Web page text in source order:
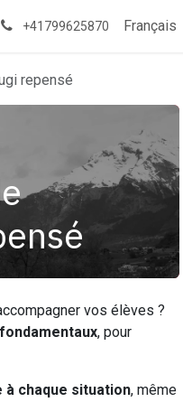
Taekwondo
+41799625870 Français
repensé
vos élèves ?
, pour
à chaque situation, même